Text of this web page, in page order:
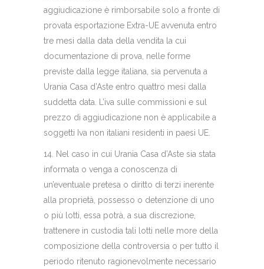
aggiudicazione è rimborsabile solo a fronte di
provata esportazione Extra-UE avvenuta entro
tre mesi dalla data della vendita la cui
documentazione di prova, nelle forme
previste dalla legge italiana, sia pervenuta a
Urania Casa d’Aste entro quattro mesi dalla
suddetta data. L’iva sulle commissioni e sul
prezzo di aggiudicazione non è applicabile a
soggetti Iva non italiani residenti in paesi UE.
14. Nel caso in cui Urania Casa d’Aste sia stata
informata o venga a conoscenza di
un’eventuale pretesa o diritto di terzi inerente
alla proprietà, possesso o detenzione di uno
o più lotti, essa potrà, a sua discrezione,
trattenere in custodia tali lotti nelle more della
composizione della controversia o per tutto il
periodo ritenuto ragionevolmente necessario